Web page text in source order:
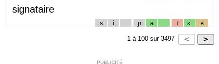
signataire
s i ɲ a t ɛː ʁ
1 à 100 sur 3497
PUBLICITÉ